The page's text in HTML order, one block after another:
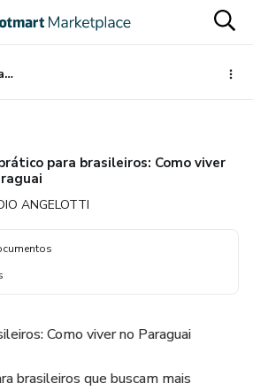
Guia prático para brasileiros: Como viver no Paraguai
para brasileiros: Como viver
ANGELOTTI
Como viver no Paraguai
brasileiros que buscam mais